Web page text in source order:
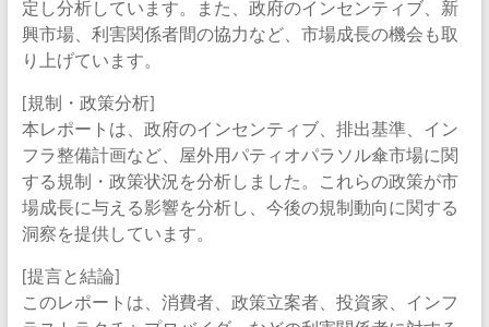
定し分析しています。また、政府のインセンティブ、新
興市場、利害関係者間の協力など、市場成長の機会も取
り上げています。
[規制・政策分析]
本レポートは、政府のインセンティブ、排出基準、イン
フラ整備計画など、屋外用パティオパラソル傘市場に関
する規制・政策状況を分析しました。これらの政策が市
場成長に与える影響を分析し、今後の規制動向に関する
洞察を提供しています。
[提言と結論]
このレポートは、消費者、政策立案者、投資家、インフ